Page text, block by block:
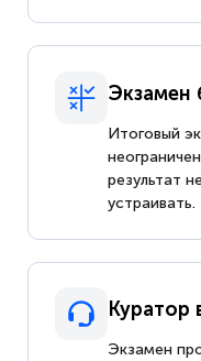
Экзамен
Итоговый
результат
устраивать.
Куратор
Экзамен